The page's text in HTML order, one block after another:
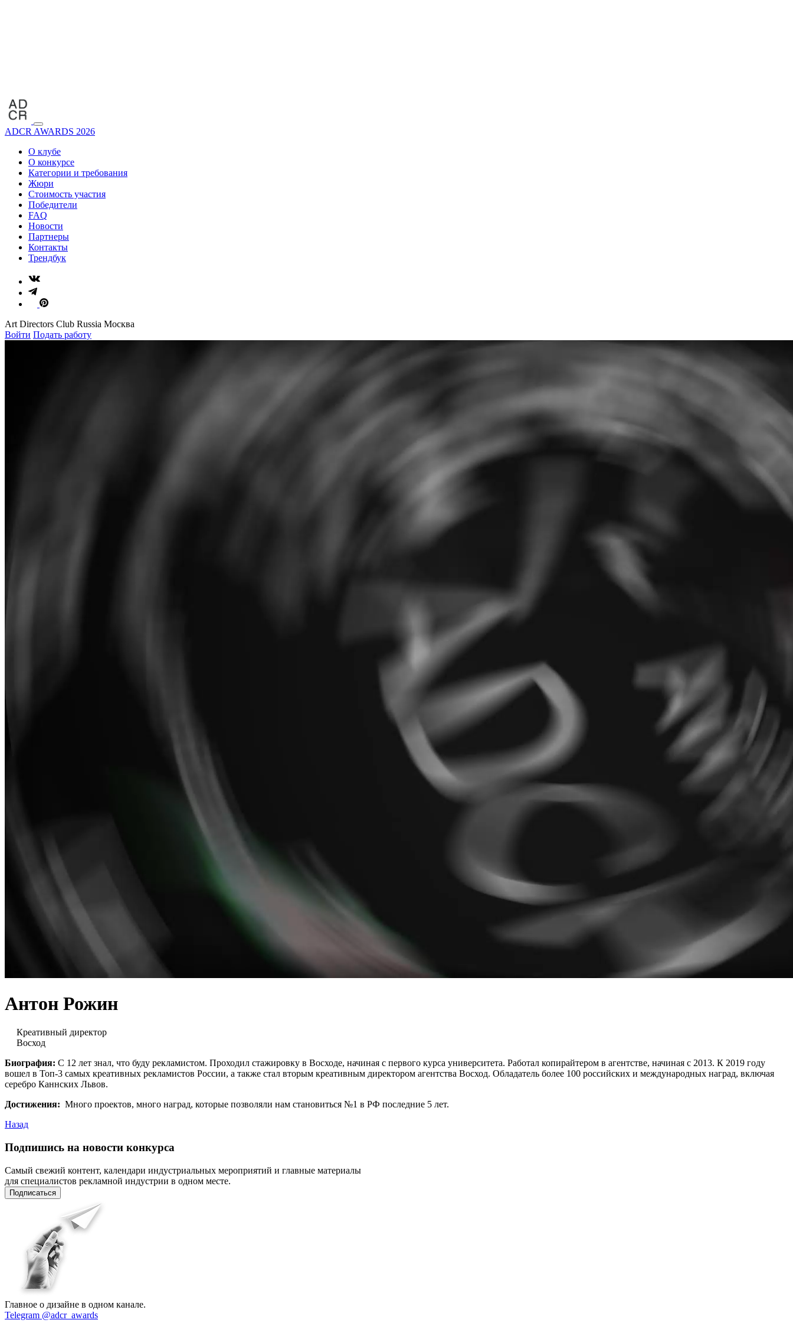
ADCR AWARDS 2026
О клубе
О конкурсе
Категории и требования
Жюри
Стоимость участия
Победители
FAQ
Новости
Партнеры
Контакты
Трендбук
Art Directors Club Russia Москва
Войти Подать работу
Антон Рожин
Креативный директор
Восход
Биография: С 12 лет знал, что буду рекламистом. Проходил стажировку в Восходе, начиная с первого курса университета. Работал копирайтером в агентстве, начиная с 2013. К 2019 году
вошел в Топ-3 самых креативных рекламистов России, а также стал вторым креативным директором агентства Восход. Обладатель более 100 российских и международных наград, включая
серебро Каннских Львов.
Достижения: Много проектов, много наград, которые позволяли нам становиться №1 в РФ последние 5 лет.
Назад
Подпишись на новости конкурса
Самый свежий контент, календари индустриальных мероприятий и главные материалы
для специалистов рекламной индустрии в одном месте.
Подписаться
Главное о дизайне в одном канале.
Telegram @adcr_awards